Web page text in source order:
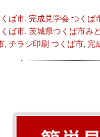
ば市, 完成見学会 つくば
ば市, 茨城県つくば市み
, チラシ印刷 つくば市, 完